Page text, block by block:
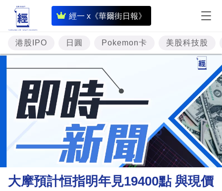
經一 x《華爾街日報》
即
時
財
經
專
題
投
資
樓
市
財
港股IPO 日圓 Pokemon卡 美股科技股
大摩預計恒指明年見19400點 與現價